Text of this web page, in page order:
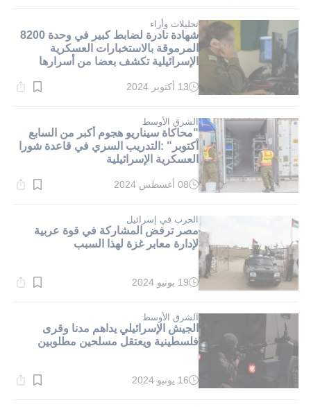
دقيقة.
تحليلات وأراء
شهادة نادرة لضابط كبير في وحدة 8200
المرموقة بالاستخبارات العسكرية
الإسرائيلية تكشف بعضا من أسرارها
وقت
دقيقة.
13 أكتوبر 2024
الشرق الأوسط
"محاكاة سيناريو هجوم أكبر من السابع
أكتوبر" :التدريب السري في قاعدة شورا
العسكرية الإسرائيلية
وقت
دقيقة.
08 أغسطس 2024
الحرب في إسرائيل
مصر ترفض المشاركة في قوة عربية
لإدارة معابر غزة لهذا السبب
وقت
دقيقة.
19 يونيو 2024
الشرق الأوسط
الجيش الإسرائيلي يداهم مدنا وقرى
فلسطينية ويعتقل مسلحين مطلوبين
وقت
16 يونيو 2024